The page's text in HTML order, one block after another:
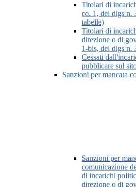
Titolari di
co. 1, del dlgs n.
tabelle)
Titolari di
direzione o di
1-bis, del dlgs n.
Cessati
pubblicare sul
Sanzioni per mancata
Sanzioni per
comunicazione
di incarichi
direzione o di